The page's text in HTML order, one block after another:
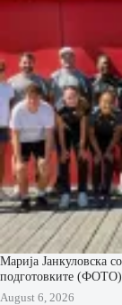
Марија Јанкуловска
подготовките (ФОТО)
August 6, 2026